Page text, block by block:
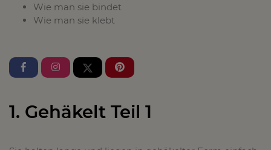
Wie man sie bindet
Wie man sie klebt
1. Gehäkelt Teil 1